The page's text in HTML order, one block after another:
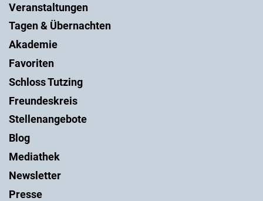
Veranstaltungen
Tagen & Übernachten
Akademie
Favoriten
Schloss Tutzing
Freundeskreis
Stellenangebote
Blog
Mediathek
Newsletter
Presse